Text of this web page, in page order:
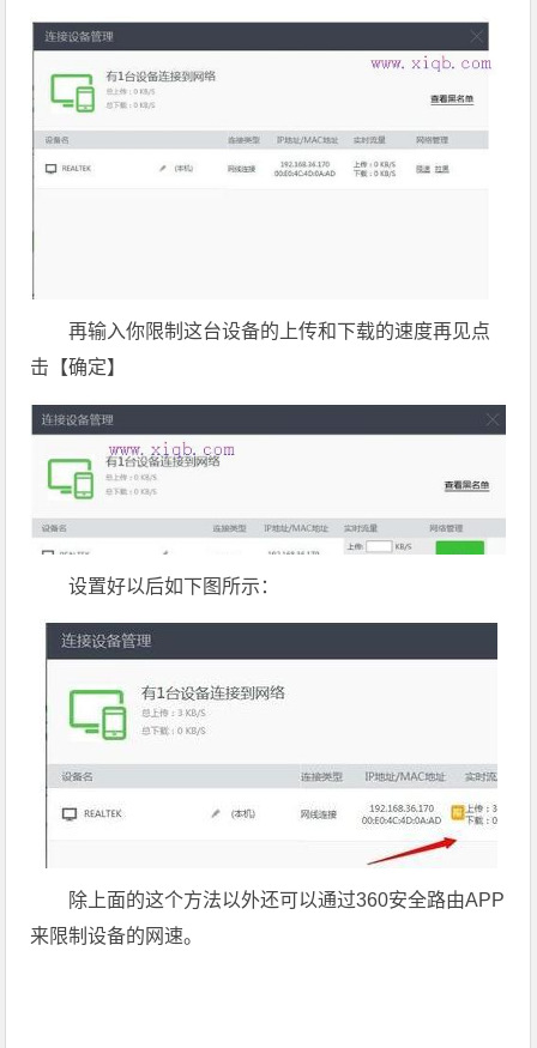
再输入你限制这台设备的上传和下载的速度再见点
击【确定】
设置好以后如下图所示：
除上面的这个方法以外还可以通过360安全路由APP
来限制设备的网速。